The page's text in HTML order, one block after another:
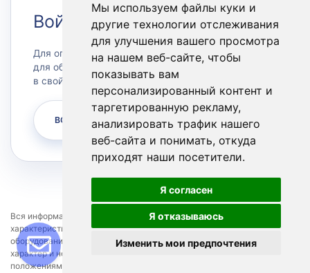
Мы используем файлы куки и
другие технологии отслеживания
для улучшения вашего просмотра
на нашем веб-сайте, чтобы
показывать вам
персонализированный контент и
таргетированную рекламу,
анализировать трафик нашего
веб-сайта и понимать, откуда
приходят наши посетители.
Я согласен
Я отказываюсь
Изменить мои предпочтения
Войти в Личный кабинет
Для оплаты счетов или заказа сервера, а также
для обращения в техническую поддержку зайдите
в свой личный кабинет.
ВОЙТИ
Вся информация представленная на сайте, касающаяся технических
характеристик, наличия, стоимости, условий предоставления
оборудования и программных продуктов, носит информационный
характер и не является публичной офертой, определяемой
положениями Статьи 437 пункт 2 Гражданского кодекса РФ.